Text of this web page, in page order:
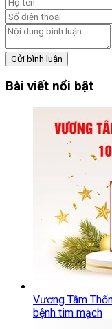
Gửi bình luận
Bài viết nổi bật
Vương Tâm
bệnh tim mạch